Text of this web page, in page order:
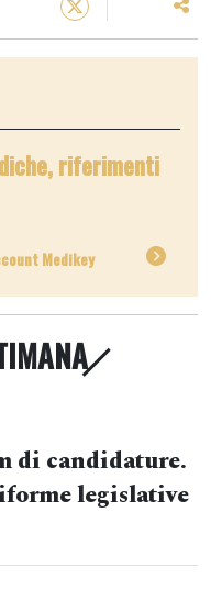
riferimenti
Medikey
di candidature.
legislative